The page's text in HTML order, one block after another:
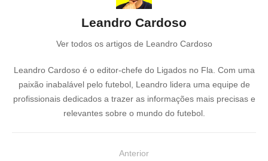
Leandro Cardoso
Ver todos os artigos de Leandro Cardoso
Leandro Cardoso é o editor-chefe do Ligados no Fla. Com uma
paixão inabalável pelo futebol, Leandro lidera uma equipe de
profissionais dedicados a trazer as informações mais precisas e
relevantes sobre o mundo do futebol.
Anterior